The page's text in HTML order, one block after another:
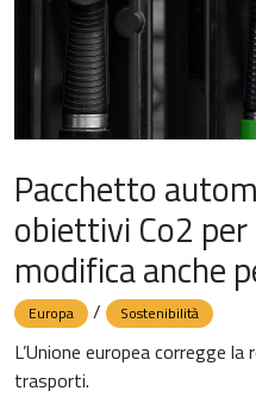
Pacchetto
obiettivi Co2
modifica anche
Europa / Sostenibilità
L’Unione europea corregge
trasporti.